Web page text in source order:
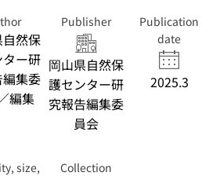
然保
ー研
集委
編集
Publisher
岡山県自然保
護センター研
究報告編集委
員会
Publication
date
2025.3
size,
Collection